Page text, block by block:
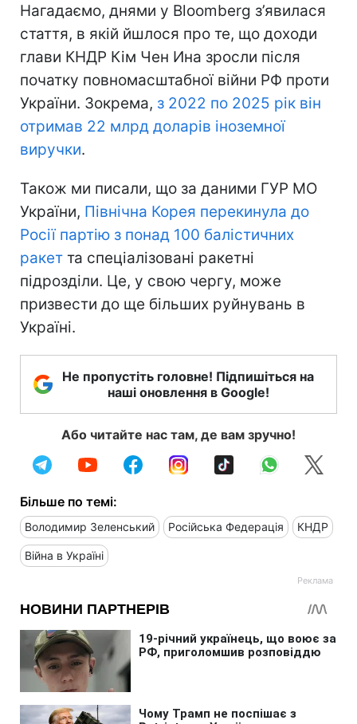
Нагадаємо, днями у Bloomberg з’явилася
стаття, в якій йшлося про те, що доходи
глави КНДР Кім Чен Ина зросли після
початку повномасштабної війни РФ проти
України. Зокрема, з 2022 по 2025 рік він
отримав 22 млрд доларів іноземної
виручки.
Також ми писали, що за даними ГУР МО
України, Північна Корея перекинула до
Росії партію з понад 100 балістичних
ракет та спеціалізовані ракетні
підрозділи. Це, у свою чергу, може
призвести до ще більших руйнувань в
Україні.
Не пропустіть головне! Підпишіться на
наші оновлення в Google!
Або читайте нас там, де вам зручно!
Більше по темі:
Володимир Зеленський Російська Федерація КНДР
Війна в Україні